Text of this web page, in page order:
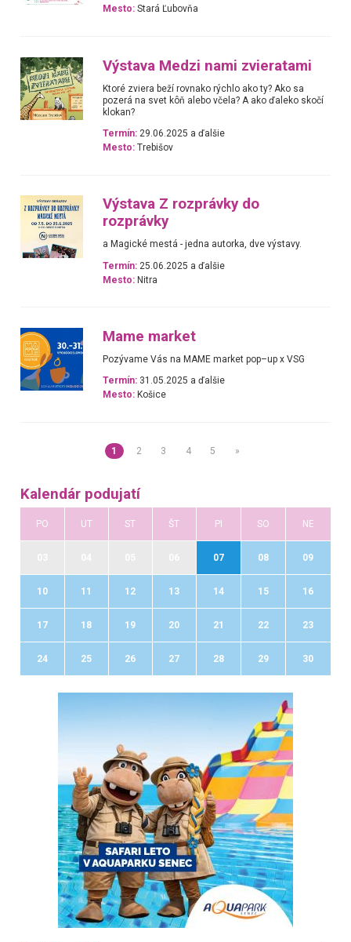
Mesto: Stará Ľubovňa
Výstava Medzi nami zvieratami
Ktoré zviera beží rovnako rýchlo ako ty? Ako sa
pozerá na svet kôň alebo včela? A ako ďaleko skočí
klokan?
Termín: 29.06.2025 a ďalšie
Mesto: Trebišov
Výstava Z rozprávky do
rozprávky
a Magické mestá - jedna autorka, dve výstavy.
Termín: 25.06.2025 a ďalšie
Mesto: Nitra
Mame market
Pozývame Vás na MAME market pop–up x VSG
Termín: 31.05.2025 a ďalšie
Mesto: Košice
1 2 3 4 5 »
Kalendár podujatí
PO UT ST ŠT PI SO NE
07 08 09
10 11 12 13 14 15 16
17 18 19 20 21 22 23
24 25 26 27 28 29 30